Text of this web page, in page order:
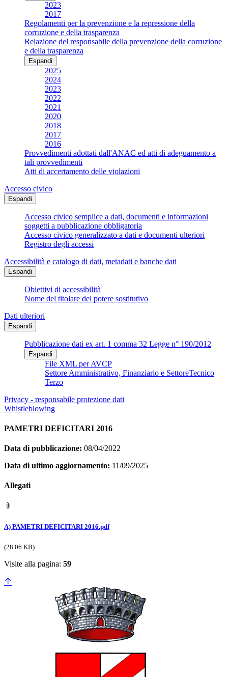
2023
2017
Regolamenti per la prevenzione e la repressione della
corruzione e della trasparenza
Relazione del responsabile della prevenzione della corruzione
e della trasparenza
Espandi
2025
2024
2023
2022
2021
2020
2018
2017
2016
Provvedimenti adottati dall'ANAC ed atti di adeguamento a
tali provvedimenti
Atti di accertamento delle violazioni
Accesso civico
Espandi
Accesso civico semplice a dati, documenti e informazioni
soggetti a pubblicazione obbligatoria
Accesso civico generalizzato a dati e documenti ulteriori
Registro degli accessi
Accessibilità e catalogo di dati, metadati e banche dati
Espandi
Obiettivi di accessibilità
Nome del titolare del potere sostitutivo
Dati ulteriori
Espandi
Pubblicazione dati ex art. 1 comma 32 Legge n° 190/2012
Espandi
File XML per AVCP
Settore Amministrativo, Finanziario e SettoreTecnico
Terzo
Privacy - responsabile protezione dati
Whistleblowing
PAMETRI DEFICITARI 2016
Data di pubblicazione: 08/04/2022
Data di ultimo aggiornamento: 11/09/2025
Allegati
A) PAMETRI DEFICITARI 2016.pdf
(28.06 KB)
Visite alla pagina: 59